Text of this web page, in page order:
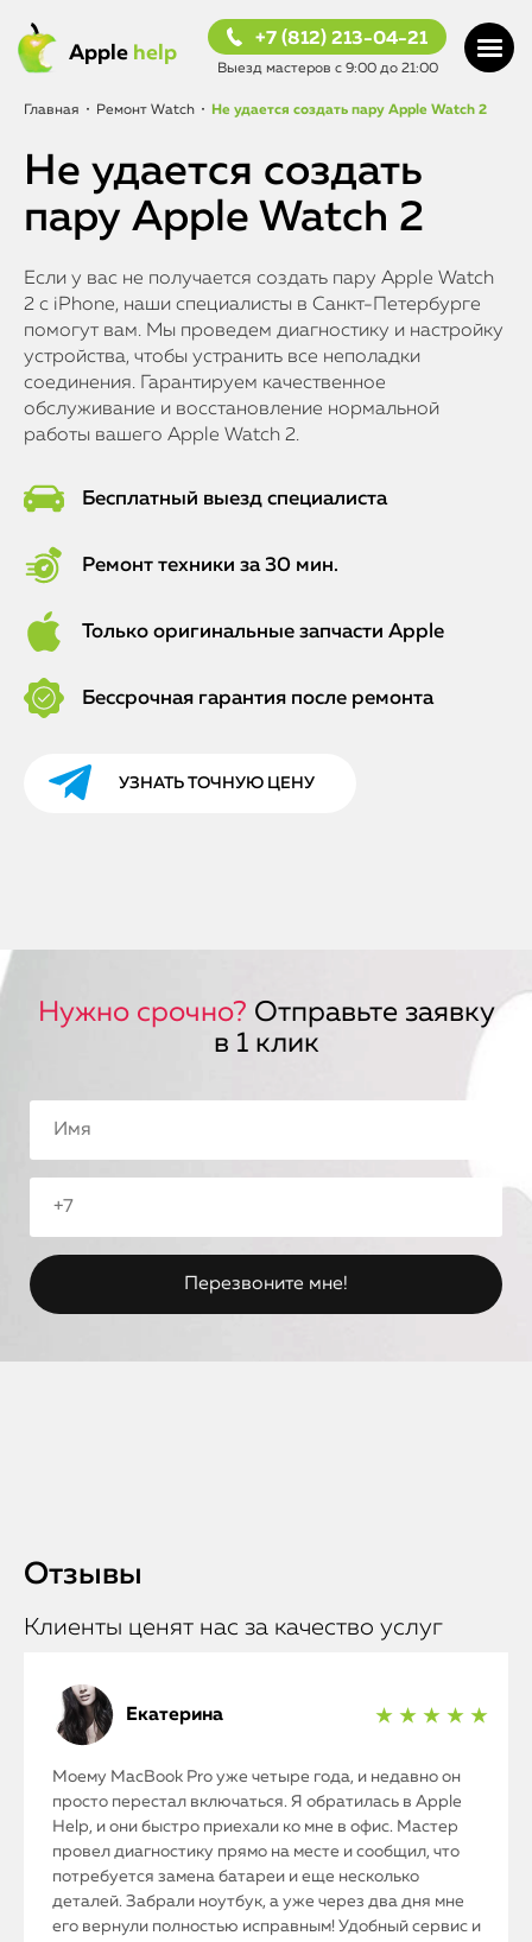
Apple help
+7 (812) 213-04-21
Выезд мастеров с 9:00 до 21:00
Главная • Ремонт Watch • Не удается создать пару Apple Watch 2
Не удается создать
пару Apple Watch 2
Если у вас не получается создать пару Apple Watch
2 с iPhone, наши специалисты в Санкт-Петербурге
помогут вам. Мы проведем диагностику и настройку
устройства, чтобы устранить все неполадки
соединения. Гарантируем качественное
обслуживание и восстановление нормальной
работы вашего Apple Watch 2.
Бесплатный выезд специалиста
Ремонт техники за 30 мин.
Только оригинальные запчасти Apple
Бессрочная гарантия после ремонта
УЗНАТЬ ТОЧНУЮ ЦЕНУ
Нужно срочно? Отправьте заявку
в 1 клик
Отзывы
Клиенты ценят нас за качество услуг
Екатерина ★ ★ ★ ★ ★
Моему MacBook Pro уже четыре года, и недавно он
просто перестал включаться. Я обратилась в Apple
Help, и они быстро приехали ко мне в офис. Мастер
провел диагностику прямо на месте и сообщил, что
потребуется замена батареи и еще несколько
деталей. Забрали ноутбук, а уже через два дня мне
его вернули полностью исправным! Удобный сервис и